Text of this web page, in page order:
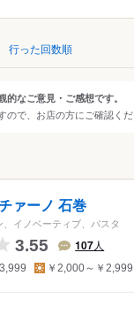
お好み焼き も
ン料理
ステーキ
鍋 もつ鍋
焼肉 料理旅館
うどん しゃぶ
行った回数順
なご意見・ご感想です。
で、お店の方にご確認くだ
ァーノ 石巻
、イノベーティブ、パスタ
3.55 107人
昼 ￥2,000～￥2,999